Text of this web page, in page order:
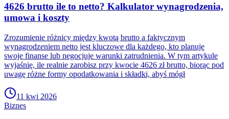
4626 brutto ile to netto? Kalkulator wynagrodzenia,
umowa i koszty
Zrozumienie różnicy między kwotą brutto a faktycznym
wynagrodzeniem netto jest kluczowe dla każdego, kto planuje
swoje finanse lub negocjuje warunki zatrudnienia. W tym artykule
wyjaśnię, ile realnie zarobisz przy kwocie 4626 zł brutto, biorąc pod
uwagę różne formy opodatkowania i składki, abyś mógł
11 kwi 2026
Biznes